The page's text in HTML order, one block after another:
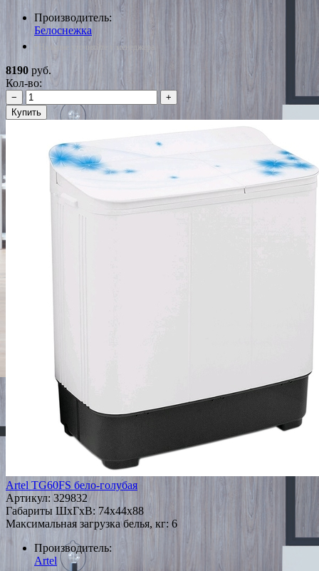
Производитель:
Белоснежка
*Наличие уточняйте у менеджера
8190 руб.
Кол-во:
−
+
Купить
Artel TG60FS бело-голубая
Артикул: 329832
Габариты ШxГxВ: 74x44x88
Максимальная загрузка белья, кг: 6
Производитель:
Artel